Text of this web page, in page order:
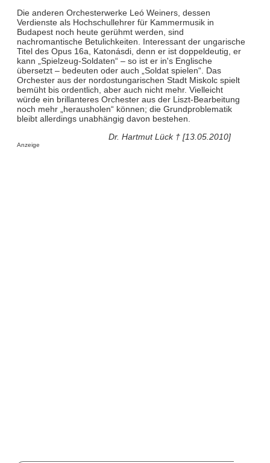
Die anderen Orchesterwerke Leó Weiners, dessen
Verdienste als Hochschullehrer für Kammermusik in
Budapest noch heute gerühmt werden, sind
nachromantische Betulichkeiten. Interessant der ungarische
Titel des Opus 16a, Katonásdi, denn er ist doppeldeutig, er
kann „Spielzeug-Soldaten“ – so ist er in's Englische
übersetzt – bedeuten oder auch „Soldat spielen“. Das
Orchester aus der nordostungarischen Stadt Miskolc spielt
bemüht bis ordentlich, aber auch nicht mehr. Vielleicht
würde ein brillanteres Orchester aus der Liszt-Bearbeitung
noch mehr „herausholen“ können; die Grundproblematik
bleibt allerdings unabhängig davon bestehen.
Dr. Hartmut Lück † [13.05.2010]
Anzeige